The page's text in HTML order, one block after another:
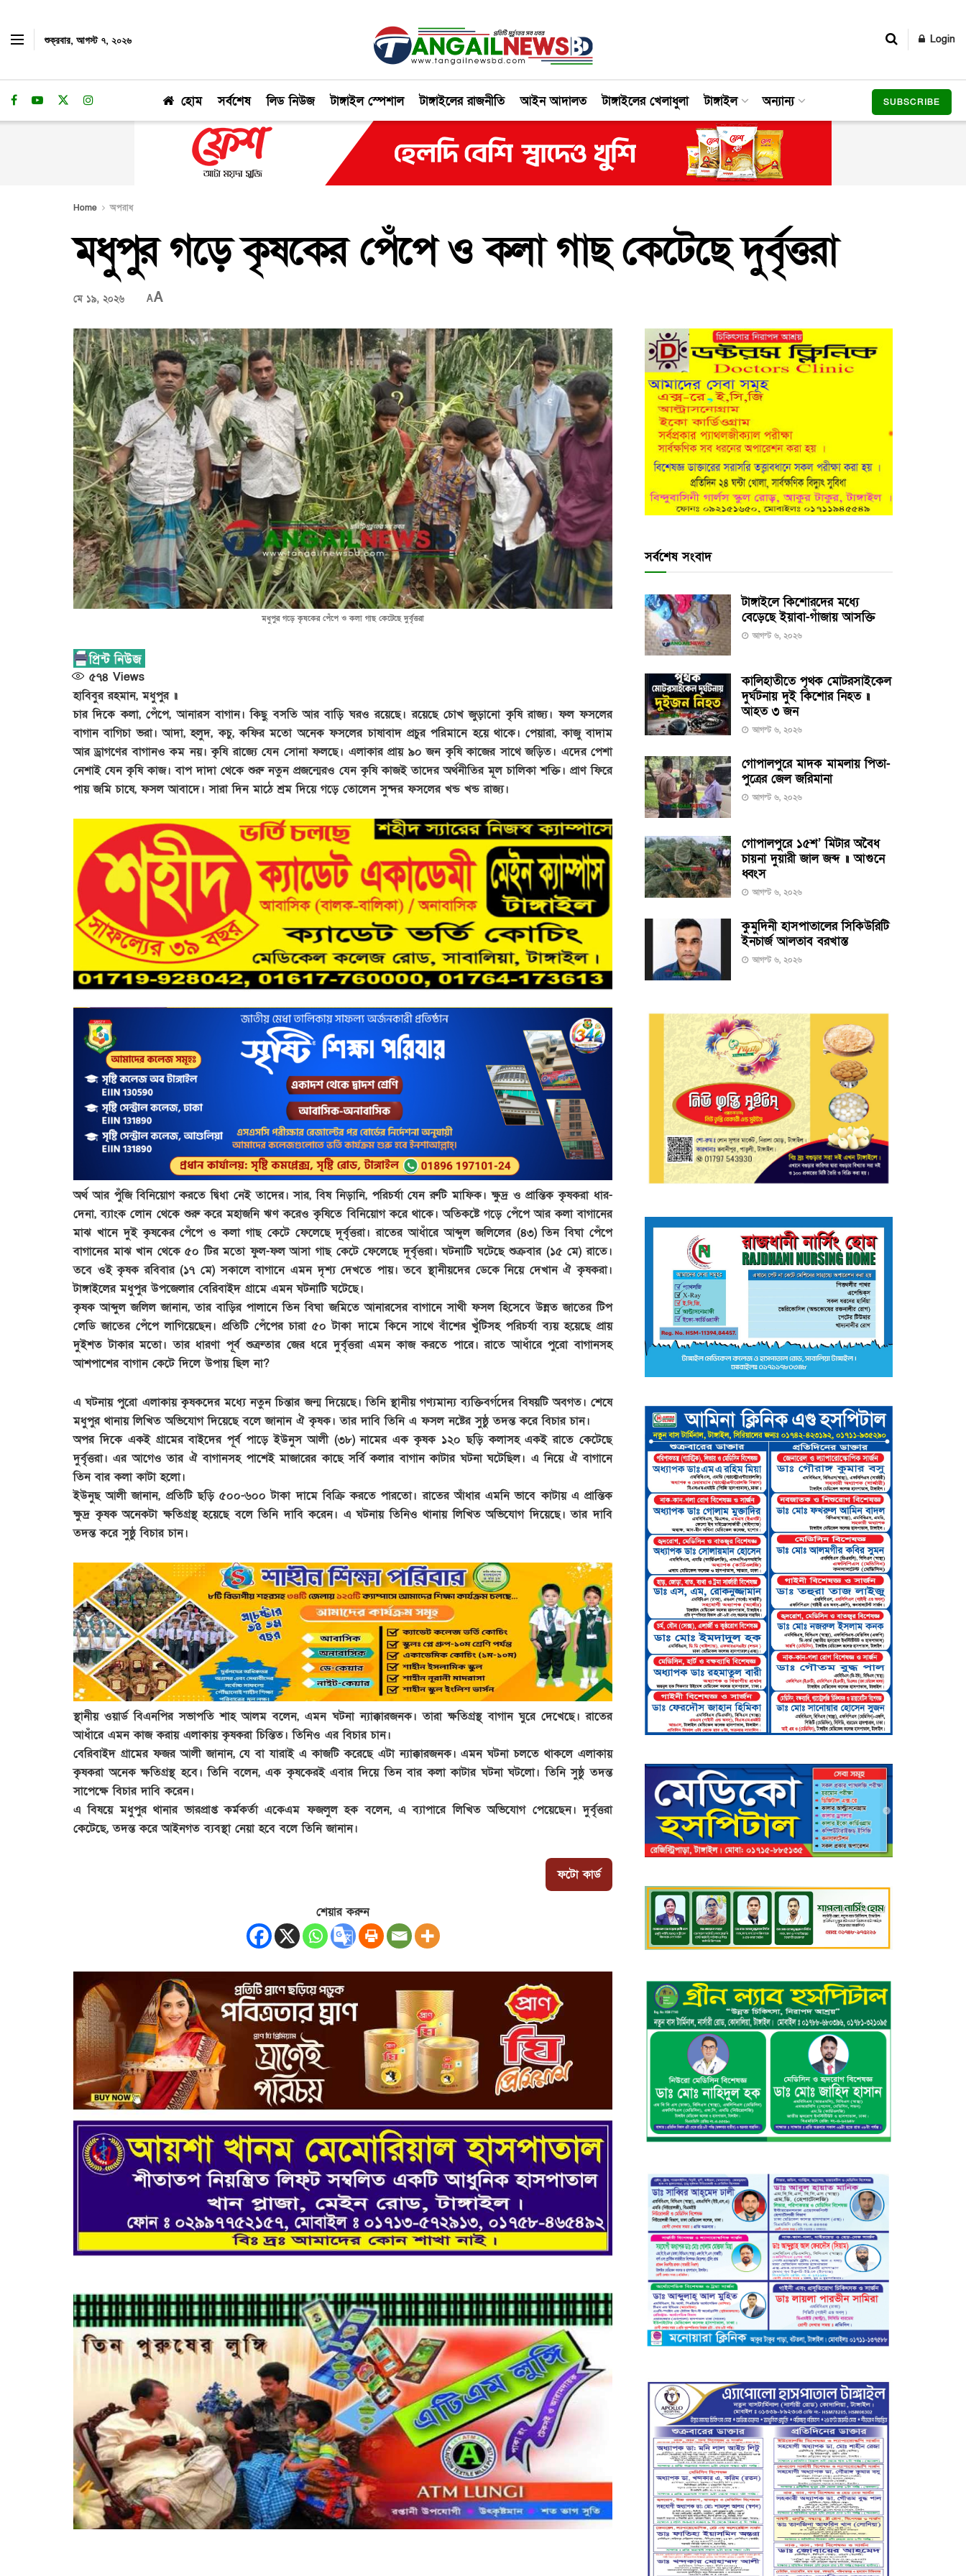
শুক্রবার, আগস্ট ৭, ২০২৬ Login
হোম সর্বশেষ লিড নিউজ টাঙ্গাইল স্পেশাল টাঙ্গাইলের রাজনীতি আইন আদালত টাঙ্গাইলের খেলাধুলা টাঙ্গাইল অন্যান্য SUBSCRIBE
Home অপরাধ
মধুপুর গড়ে কৃষকের পেঁপে ও কলা গাছ কেটেছে দুর্বৃত্তরা
মে ১৯, ২০২৬ AA
মধুপুর গড়ে কৃষকের পেঁপে ও কলা গাছ কেটেছে দুর্বৃত্তরা
৫৭৪ Views
হাবিবুর রহমান, মধুপুর ॥
চার দিকে কলা, পেঁপে, আনারস বাগান। কিছু বসতি আর বাড়ি ঘরও রয়েছে। রয়েছে চোখ জুড়ানো কৃষি রাজ্য। ফল ফসলের
বাগান বাগিচা ভরা। আদা, হলুদ, কচু, কফির মতো অনেক ফসলের চাষাবাদ প্রচুর পরিমানে হয়ে থাকে। পেয়ারা, কাজু বাদাম
আর ড্রাগণের বাগানও কম নয়। কৃষি রাজ্যে যেন সোনা ফলছে। এলাকার প্রায় ৯০ জন কৃষি কাজের সাথে জড়িত। এদের পেশা
নেশাই যেন কৃষি কাজ। বাপ দাদা থেকে শুরু নতুন প্রজন্মেরও যেন কৃষি কাজই তাদের অর্থনীতির মূল চালিকা শক্তি। প্রাণ ফিরে
পায় জমি চাষে, ফসল আবাদে। সারা দিন মাঠে শ্রম দিয়ে গড়ে তোলেন সুন্দর ফসলের খন্ড খন্ড রাজ্য।
অর্থ আর পুঁজি বিনিয়োগ করতে দ্বিধা নেই তাদের। সার, বিষ নিড়ানি, পরিচর্যা যেন রুটি মাফিক। ক্ষুদ্র ও প্রান্তিক কৃষকরা ধার-
দেনা, ব্যাংক লোন থেকে শুরু করে মহাজনি ঋণ করেও কৃষিতে বিনিয়োগ করে থাকে। অতিকষ্টে গড়ে পেঁপে আর কলা বাগানের
মাঝ খানে দুই কৃষকের পেঁপে ও কলা গাছ কেটে ফেলেছে দূর্বৃত্তরা। রাতের আধাঁরে আব্দুল জলিলের (৪৩) তিন বিঘা পেঁপে
বাগানের মাঝ খান থেকে ৫০ টির মতো ফুল-ফল আসা গাছ কেটে ফেলেছে দূর্বৃত্তরা। ঘটনাটি ঘটেছে শুক্রবার (১৫ মে) রাতে।
তবে ওই কৃষক রবিবার (১৭ মে) সকালে বাগানে এমন দৃশ্য দেখতে পায়। তবে স্থানীয়দের ডেকে নিয়ে দেখান ঐ কৃষকরা।
টাঙ্গাইলের মধুপুর উপজেলার বেরিবাইদ গ্রামে এমন ঘটনাটি ঘটেছে।
কৃষক আব্দুল জলিল জানান, তার বাড়ির পালানে তিন বিঘা জমিতে আনারসের বাগানে সাথী ফসল হিসেবে উন্নত জাতের টিপ
লেডি জাতের পেঁপে লাগিয়েছেন। প্রতিটি পেঁপের চারা ৫০ টাকা দামে কিনে সাথে বাঁশের খুঁটিসহ পরিচর্যা ব্যয় হয়েছে প্রায়
দুইশত টাকার মতো। তার ধারণা পূর্ব শুত্রুতার জের ধরে দুর্বৃত্তরা এমন কাজ করতে পারে। রাতে আধাঁরে পুরো বাগানসহ
আশপাশের বাগান কেটে দিলে উপায় ছিল না?
এ ঘটনায় পুরো এলাকায় কৃষকদের মধ্যে নতুন চিন্তার জন্ম দিয়েছে। তিনি স্থানীয় গণ্যমান্য ব্যক্তিবর্গদের বিষয়টি অবগত। শেষে
মধুপুর থানায় লিখিত অভিযোগ দিয়েছে বলে জানান ঐ কৃষক। তার দাবি তিনি এ ফসল নষ্টের সুষ্ঠু তদন্ত করে বিচার চান।
অপর দিকে একই গ্রামের বাইদের পূর্ব পাড়ে ইউনুস আলী (৩৮) নামের এক কৃষক ১২০ ছড়ি কলাসহ একই রাতে কেটেছে
দুর্বৃত্তরা। এর আগেও তার ঐ বাগানসহ পাশেই মাজারের কাছে সর্বি কলার বাগান কাটার ঘটনা ঘটেছিল। এ নিয়ে ঐ বাগানে
তিন বার কলা কাটা হলো।
ইউনুছ আলী জানান, প্রতিটি ছড়ি ৫০০-৬০০ টাকা দামে বিক্রি করতে পারতো। রাতের আঁধার এমনি ভাবে কাটায় এ প্রান্তিক
ক্ষুদ্র কৃষক অনেকটা ক্ষতিগ্রস্থ হয়েছে বলে তিনি দাবি করেন। এ ঘটনায় তিনিও থানায় লিখিত অভিযোগ দিয়েছে। তার দাবি
তদন্ত করে সুষ্ঠু বিচার চান।
স্থানীয় ওয়ার্ড বিএনপির সভাপতি শাহ আলম বলেন, এমন ঘটনা ন্যাক্কারজনক। তারা ক্ষতিগ্রস্থ বাগান ঘুরে দেখেছে। রাতের
আধাঁরে এমন কাজ করায় এলাকায় কৃষকরা চিন্তিত। তিনিও এর বিচার চান।
বেরিবাইদ গ্রামের ফজর আলী জানান, যে বা যারাই এ কাজটি করেছে এটা ন্যাক্কারজনক। এমন ঘটনা চলতে থাকলে এলাকায়
কৃষকরা অনেক ক্ষতিগ্রস্থ হবে। তিনি বলেন, এক কৃষকেরই এবার দিয়ে তিন বার কলা কাটার ঘটনা ঘটলো। তিনি সুষ্ঠু তদন্ত
সাপেক্ষে বিচার দাবি করেন।
এ বিষয়ে মধুপুর থানার ভারপ্রাপ্ত কর্মকর্তা একেএম ফজলুল হক বলেন, এ ব্যাপারে লিখিত অভিযোগ পেয়েছেন। দুর্বৃত্তরা
কেটেছে, তদন্ত করে আইনগত ব্যবস্থা নেয়া হবে বলে তিনি জানান।
ফটো কার্ড
শেয়ার করুন
সর্বশেষ সংবাদ
টাঙ্গাইলে কিশোরদের মধ্যে
বেড়েছে ইয়াবা-গাঁজায় আসক্তি
আগস্ট ৬, ২০২৬
কালিহাতীতে পৃথক মোটরসাইকেল
দুর্ঘটনায় দুই কিশোর নিহত ॥
আহত ৩ জন
আগস্ট ৬, ২০২৬
গোপালপুরে মাদক মামলায় পিতা-
পুত্রের জেল জরিমানা
আগস্ট ৬, ২০২৬
গোপালপুরে ১৫শ’ মিটার অবৈধ
চায়না দুয়ারী জাল জব্দ ॥ আগুনে
ধ্বংস
আগস্ট ৬, ২০২৬
কুমুদিনী হাসপাতালের সিকিউরিটি
ইনচার্জ আলতাব বরখাস্ত
আগস্ট ৬, ২০২৬